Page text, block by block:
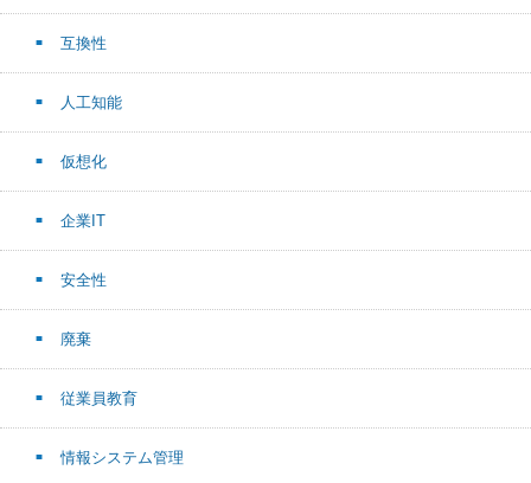
互換性
人工知能
仮想化
企業IT
安全性
廃棄
従業員教育
情報システム管理